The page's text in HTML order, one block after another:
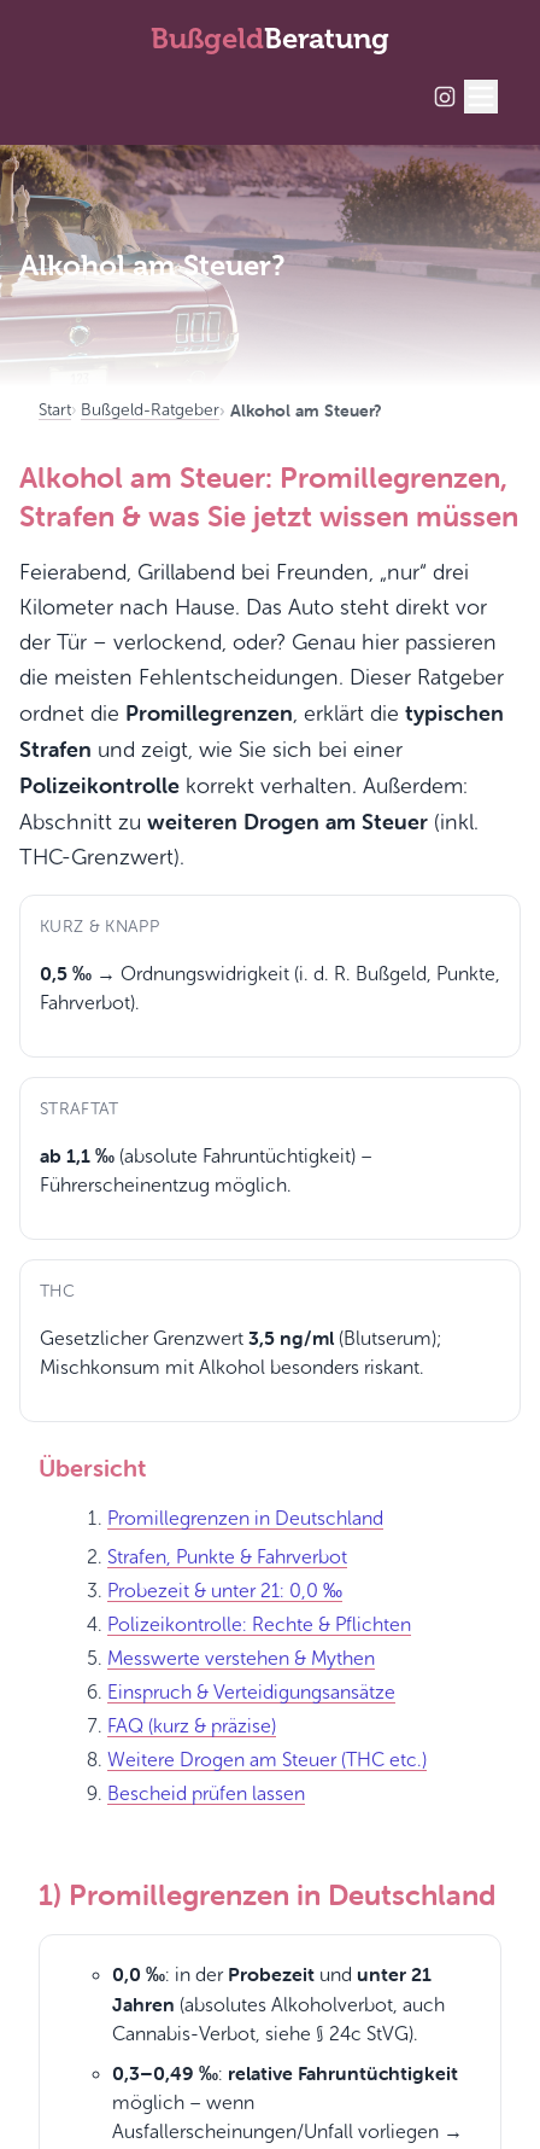
BußgeldBeratung
Alkohol am Steuer?
Start Bußgeld-Ratgeber Alkohol am Steuer?
Alkohol am Steuer: Promillegrenzen,
Strafen & was Sie jetzt wissen müssen
Feierabend, Grillabend bei Freunden, „nur“ drei
Kilometer nach Hause. Das Auto steht direkt vor
der Tür – verlockend, oder? Genau hier passieren
die meisten Fehlentscheidungen. Dieser Ratgeber
ordnet die Promillegrenzen, erklärt die typischen
Strafen und zeigt, wie Sie sich bei einer
Polizeikontrolle korrekt verhalten. Außerdem:
Abschnitt zu weiteren Drogen am Steuer (inkl.
THC-Grenzwert).
KURZ & KNAPP
0,5 ‰ → Ordnungswidrigkeit (i. d. R. Bußgeld, Punkte,
Fahrverbot).
STRAFTAT
ab 1,1 ‰ (absolute Fahruntüchtigkeit) –
Führerscheinentzug möglich.
THC
Gesetzlicher Grenzwert 3,5 ng/ml (Blutserum);
Mischkonsum mit Alkohol besonders riskant.
Übersicht
Promillegrenzen in Deutschland
Strafen, Punkte & Fahrverbot
Probezeit & unter 21: 0,0 ‰
Polizeikontrolle: Rechte & Pflichten
Messwerte verstehen & Mythen
Einspruch & Verteidigungsansätze
FAQ (kurz & präzise)
Weitere Drogen am Steuer (THC etc.)
Bescheid prüfen lassen
1) Promillegrenzen in Deutschland
0,0 ‰: in der Probezeit und unter 21
Jahren (absolutes Alkoholverbot, auch
Cannabis-Verbot, siehe § 24c StVG).
0,3–0,49 ‰: relative Fahruntüchtigkeit
möglich – wenn
Ausfallerscheinungen/Unfall vorliegen →